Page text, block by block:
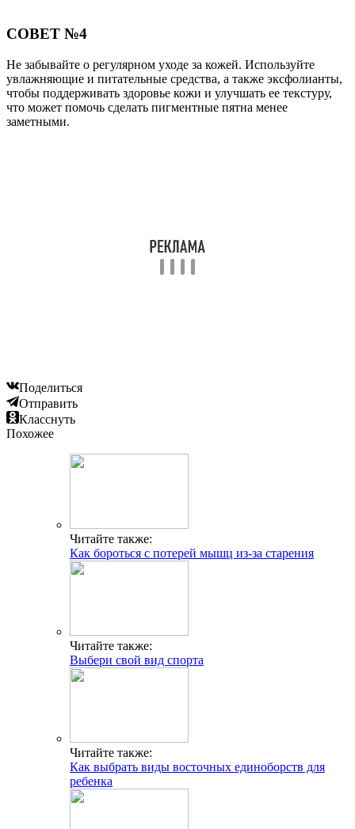
СОВЕТ №4
Не забывайте о регулярном уходе за кожей. Используйте
увлажняющие и питательные средства, а также эксфолианты,
чтобы поддерживать здоровье кожи и улучшать ее текстуру,
что может помочь сделать пигментные пятна менее
заметными.
Поделиться
Отправить
Класснуть
Похожее
Читайте также:
Как бороться с потерей мышц из-за старения
Читайте также:
Выбери свой вид спорта
Читайте также:
Как выбрать виды восточных единоборств для
ребенка